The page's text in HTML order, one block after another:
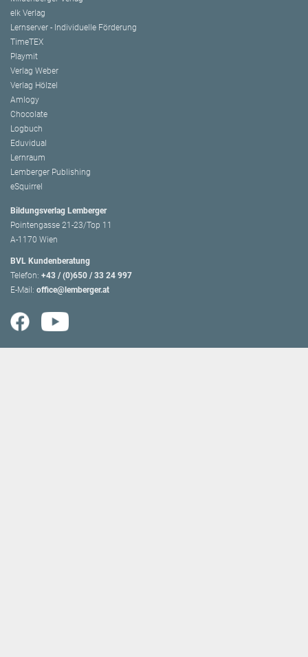
elk Verlag
Lernserver - Individuelle Förderung
TimeTEX
Playmit
Verlag Weber
Verlag Hölzel
Amlogy
Chocolate
Logbuch
Eduvidual
Lernraum
Lemberger Publishing
eSquirrel
Bildungsverlag Lemberger
Pointengasse 21-23/Top 11
A-1170 Wien
BVL Kundenberatung
Telefon: +43 / (0)650 / 33 24 997
E-Mail: office@lemberger.at